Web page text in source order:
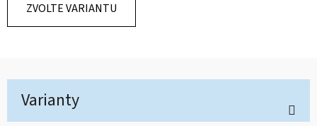
ZVOLTE VARIANTU
Varianty